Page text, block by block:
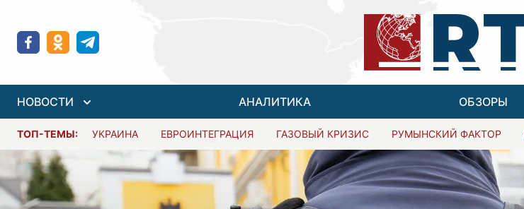
НОВОСТИ АНАЛИТИКА ОБЗОРЫ
ТОП-ТЕМЫ: УКРАИНА ЕВРОИНТЕГРАЦИЯ ГАЗОВЫЙ КРИЗИС РУМЫНСКИЙ ФАКТОР